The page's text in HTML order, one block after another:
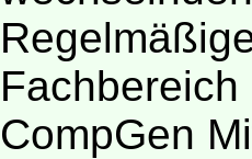
Fachbereich
CompGen